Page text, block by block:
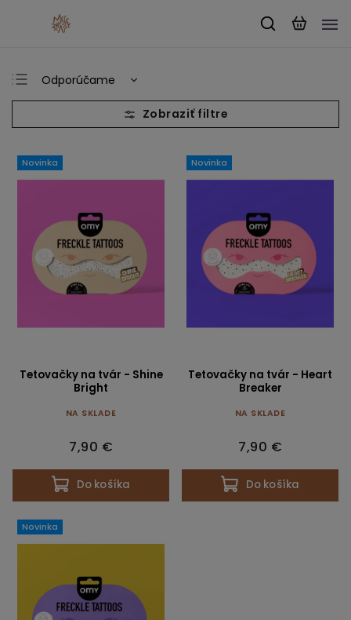
Odporúčame
Najlacnejšie
Najdrahšie
Najpredávanejšie
Abecedne
Novinka
Tetovačky na tvár - Shine
Bright
NA SKLADE
7,90 €
Do košíka
Novinka
Tetovačky na tvár - Heart
Breaker
NA SKLADE
7,90 €
Do košíka
Novinka